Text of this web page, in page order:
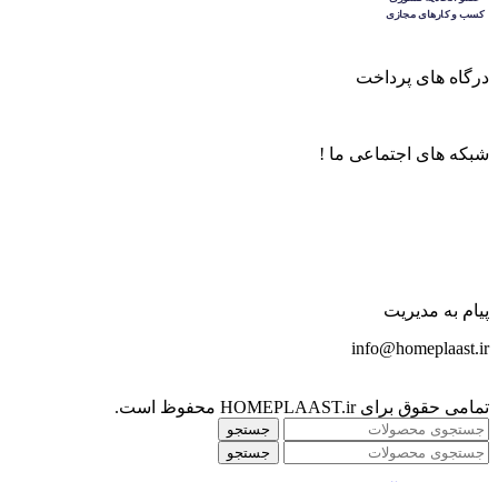
درگاه های پرداخت
شبکه های اجتماعی ما !
پیام به مدیریت
info@homeplaast.ir
تمامی حقوق برای HOMEPLAAST.ir محفوظ است.
جستجو
جستجو